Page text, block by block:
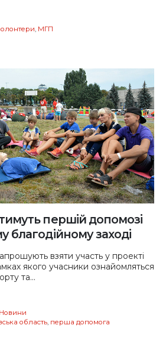
МГП
першій допомозі
благодійному заході
взяти участь у проекті
якого учасники ознайомляться
та...
Новини
область, перша допомога